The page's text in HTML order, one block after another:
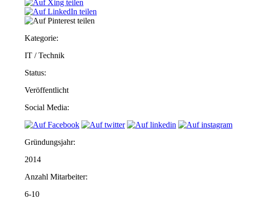
Kategorie:
IT / Technik
Status:
Veröffentlicht
Social Media:
Gründungsjahr:
2014
Anzahl Mitarbeiter:
6-10